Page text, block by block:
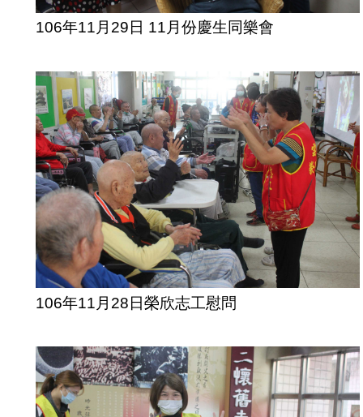
106年11月29日 11月份慶生同樂會
106年11月28日榮欣志工慰問